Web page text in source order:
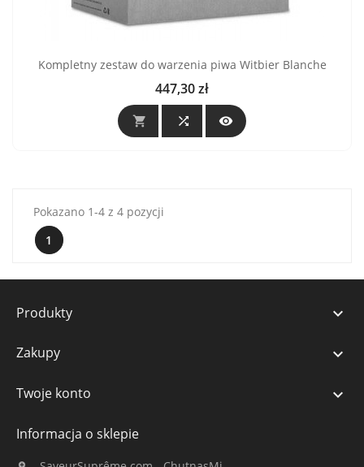
Kompletny zestaw do warzenia piwa Witbier Blanche
Cena
447,30 zł
  
Pokazano 1-4 z 4 pozycji
1
Produkty 
Zakupy 
Twoje konto 
Informacja o sklepie